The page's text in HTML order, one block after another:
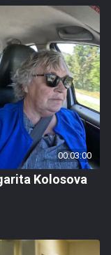
00:03:00
Kolosova